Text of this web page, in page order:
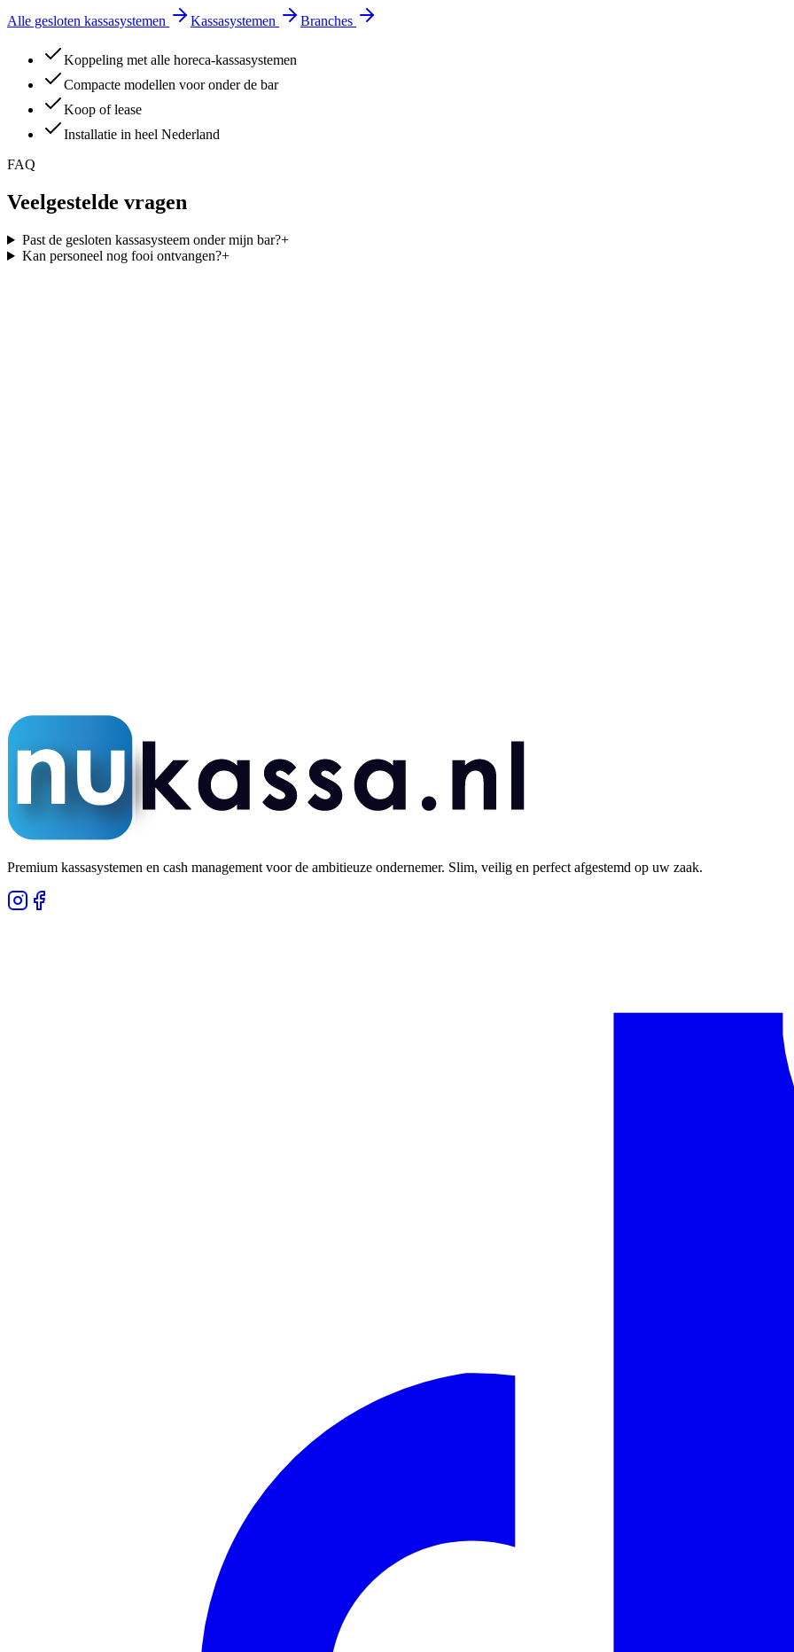
Alle gesloten kassasystemen Kassasystemen Branches
Koppeling met alle horeca-kassasystemen
Compacte modellen voor onder de bar
Koop of lease
Installatie in heel Nederland
FAQ
Veelgestelde vragen
Past de gesloten kassasysteem onder mijn bar?+
Kan personeel nog fooi ontvangen?+
Premium kassasystemen en cash management voor de ambitieuze ondernemer. Slim, veilig en perfect afgestemd op uw zaak.